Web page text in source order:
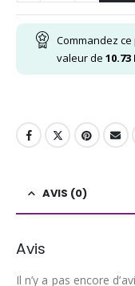
Commandez
valeur de 10.73
AVIS (0)
Avis
Il n’y a pas encore